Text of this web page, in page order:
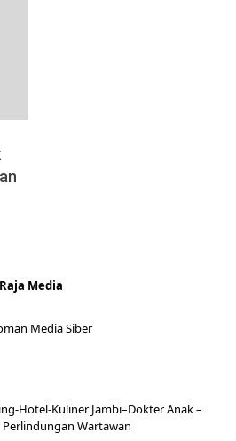
Media
Media Siber
Hotel-KulinerJambi–DokterAnak –
Perlindungan Wartawan